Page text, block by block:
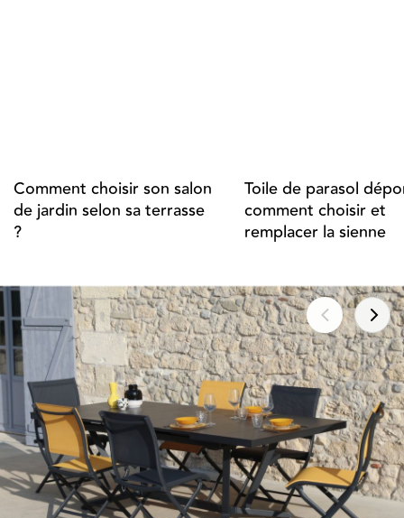
Comment choisir son salon
de jardin selon sa terrasse
?
Toile de parasol
comment choisir et
remplacer la sienne